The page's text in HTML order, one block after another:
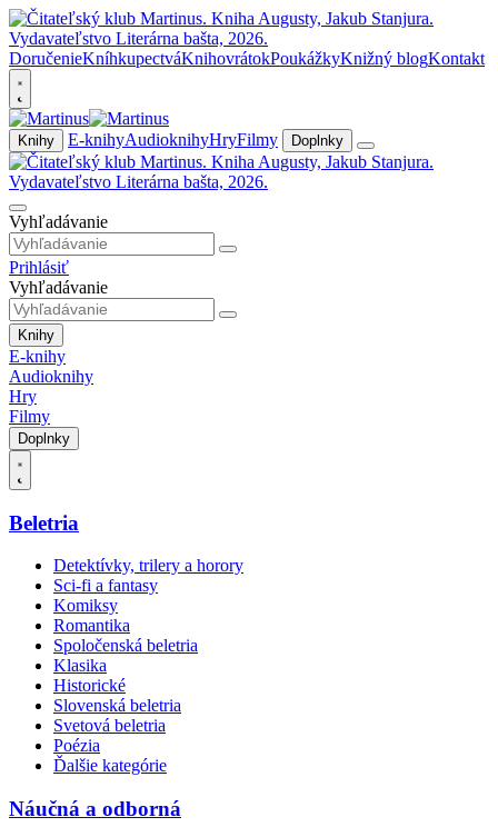
DoručenieKníhkupectváKnihovrátokPoukážkyKnižný blogKontakt
Knihy E-knihyAudioknihyHryFilmy Doplnky
Vyhľadávanie
Prihlásiť
Vyhľadávanie
Knihy
E-knihy
Audioknihy
Hry
Filmy
Doplnky
Beletria
Detektívky, trilery a horory
Sci-fi a fantasy
Komiksy
Romantika
Spoločenská beletria
Klasika
Historické
Slovenská beletria
Svetová beletria
Poézia
Ďalšie kategórie
Náučná a odborná